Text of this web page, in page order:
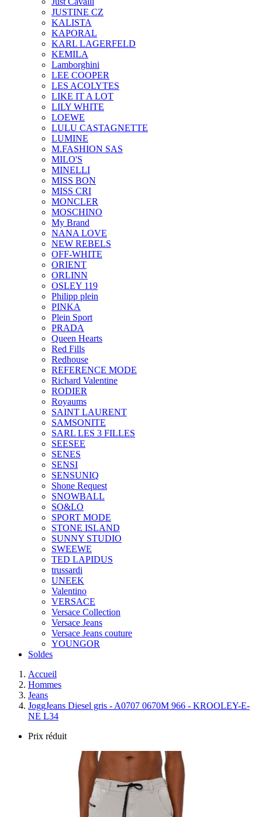
JUSTINE CZ
KALISTA
KAPORAL
KARL LAGERFELD
KEMILA
Lamborghini
LEE COOPER
LES ACOLYTES
LIKE IT A LOT
LILY WHITE
LOEWE
LULU CASTAGNETTE
LUMINE
M.FASHION SAS
MILO'S
MINELLI
MISS BON
MISS CRI
MONCLER
MOSCHINO
My Brand
NANA LOVE
NEW REBELS
OFF-WHITE
ORIENT
ORLINN
OSLEY 119
Philipp plein
PINKA
Plein Sport
PRADA
Queen Hearts
Red Fills
Redhouse
REFERENCE MODE
Richard Valentine
RODIER
Royaums
SAINT LAURENT
SAMSONITE
SARL LES 3 FILLES
SEESEE
SENES
SENSI
SENSUNIQ
Shone Request
SNOWBALL
SO&LO
SPORT MODE
STONE ISLAND
SUNNY STUDIO
SWEEWE
TED LAPIDUS
trussardi
UNEEK
Valentino
VERSACE
Versace Collection
Versace Jeans
Versace Jeans couture
YOUNGOR
Soldes
Accueil
Hommes
Jeans
JoggJeans Diesel gris - A0707 0670M 966 - KROOLEY-E-
NE L34
Prix réduit